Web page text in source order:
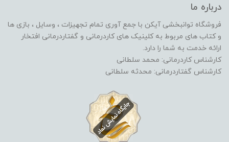
درباره ما
فروشگاه توانبخشی آیکن با جمع آوری تمام تجهیزات ، وسایل ، بازی ها
و کتاب های مربوط به کلینیک های کاردرمانی و گفتاردرمانی افتخار
ارائه خدمت به شما را دارد.
کارشناس کاردرمانی: محمد سلطانی
کارشناس گفتاردرمانی: محدثه سلطانی